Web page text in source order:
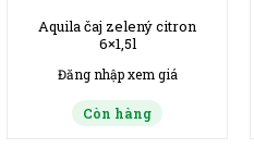
Aquila čaj zelený citron
6×1,5l
Đăng nhập xem giá
Còn hàng